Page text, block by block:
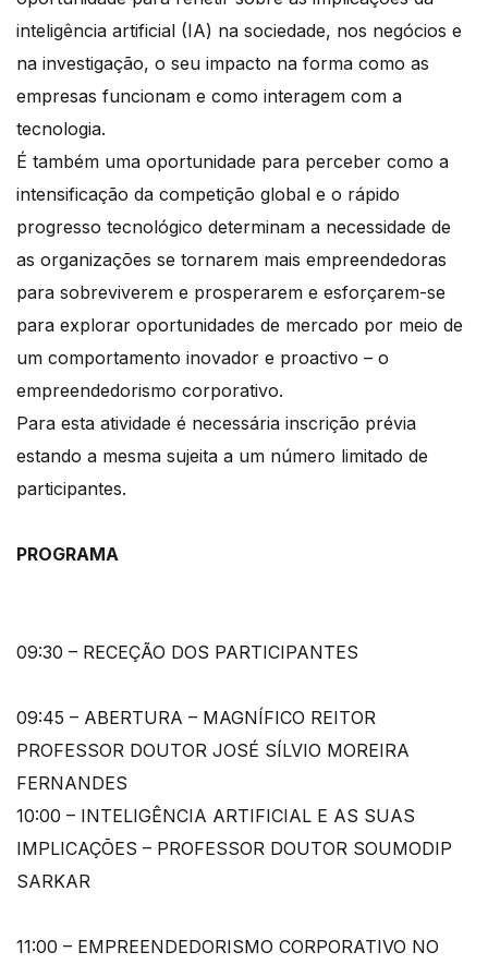
inteligência artificial (IA) na sociedade, nos negócios e
na investigação, o seu impacto na forma como as
empresas funcionam e como interagem com a
tecnologia.
É também uma oportunidade para perceber como a
intensificação da competição global e o rápido
progresso tecnológico determinam a necessidade de
as organizações se tornarem mais empreendedoras
para sobreviverem e prosperarem e esforçarem-se
para explorar oportunidades de mercado por meio de
um comportamento inovador e proactivo – o
empreendedorismo corporativo.
Para esta atividade é necessária inscrição prévia
estando a mesma sujeita a um número limitado de
participantes.
PROGRAMA
09:30 – RECEÇÃO DOS PARTICIPANTES
09:45 – ABERTURA – MAGNÍFICO REITOR
PROFESSOR DOUTOR JOSÉ SÍLVIO MOREIRA
FERNANDES
10:00 – INTELIGÊNCIA ARTIFICIAL E AS SUAS
IMPLICAÇÕES – PROFESSOR DOUTOR SOUMODIP
SARKAR
11:00 – EMPREENDEDORISMO CORPORATIVO NO